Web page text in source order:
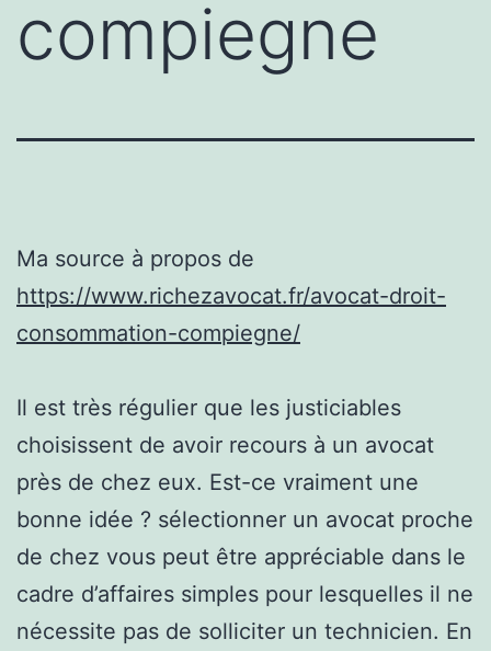
compiegne
Ma source à propos de
https://www.richezavocat.fr/avocat-droit-
consommation-compiegne/
Il est très régulier que les justiciables
choisissent de avoir recours à un avocat
près de chez eux. Est-ce vraiment une
bonne idée ? sélectionner un avocat proche
de chez vous peut être appréciable dans le
cadre d’affaires simples pour lesquelles il ne
nécessite pas de solliciter un technicien. En